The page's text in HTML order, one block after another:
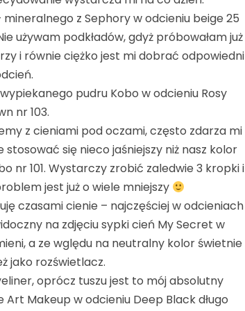
z Sephory w odcieniu beige 25
używam podkładów, gdyż próbowałam już
i równie ciężko jest mi dobrać odpowiedni
pudru Kobo w odcieniu Rosy
nr 103.
z cieniami pod oczami, często zdarza mi
się nieco jaśniejszy niż nasz kolor
nr 101. Wystarczy zrobić zaledwie 3 kropki i
jest już o wiele mniejszy
czasami cienie – najczęściej w odcieniach
na zdjęciu sypki cień My Secret w
a ze wględu na neutralny kolor świetnie
jako rozświetlacz.
oprócz tuszu jest to mój absolutny
Art Makeup w odcieniu Deep Black długo